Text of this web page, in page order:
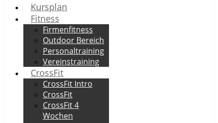
Kursplan
Fitness
Firmenfitness
Outdoor Bereich
Personaltraining
Vereinstraining
CrossFit
CrossFit Intro
CrossFit
CrossFit 4
Wochen